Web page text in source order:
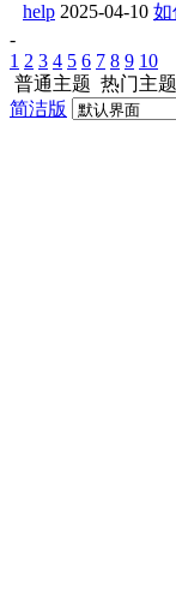
help 2025-04-10 如
-
1 2 3 4 5 6 7 8 9 10
普通主题 热门主题
简洁版